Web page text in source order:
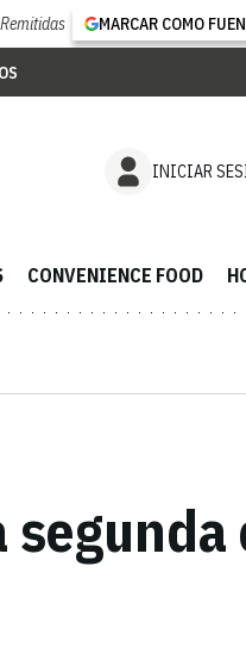
Remitidas MARCAR COMO
INICIAR
CONVENIENCE FOOD